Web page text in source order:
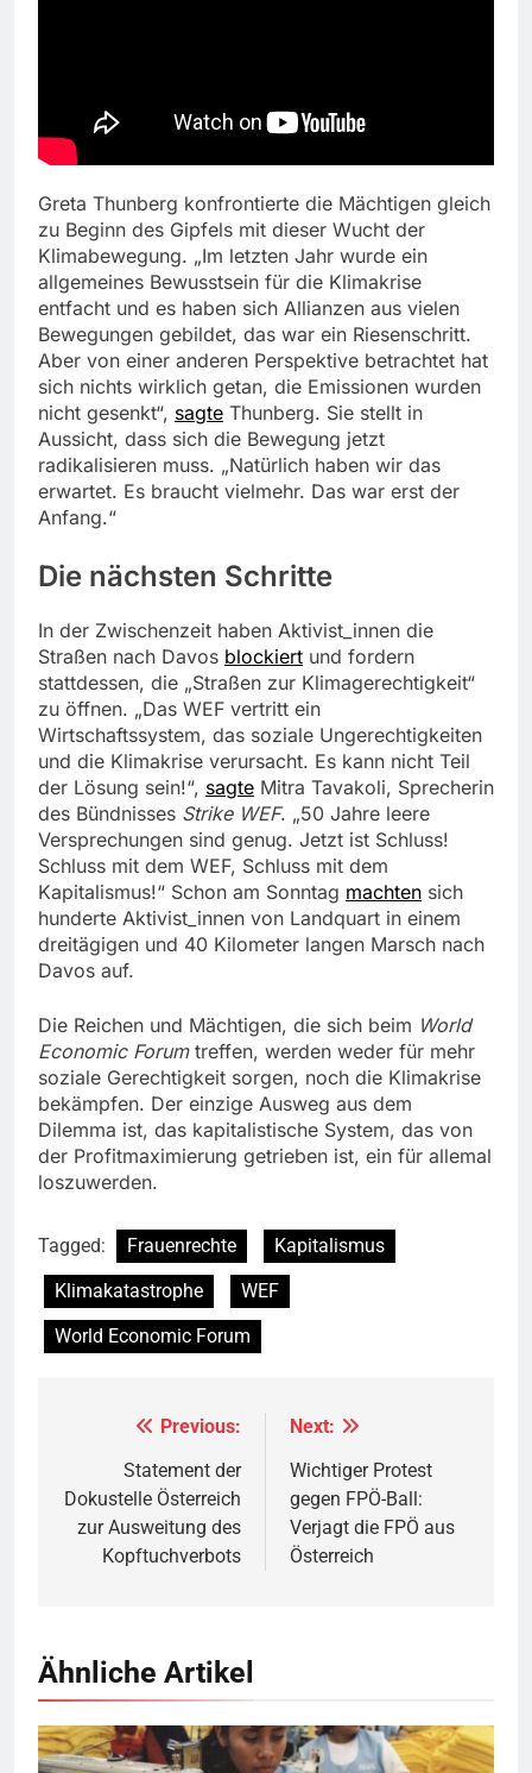
Greta Thunberg konfrontierte die Mächtigen gleich
zu Beginn des Gipfels mit dieser Wucht der
Klimabewegung. „Im letzten Jahr wurde ein
allgemeines Bewusstsein für die Klimakrise
entfacht und es haben sich Allianzen aus vielen
Bewegungen gebildet, das war ein Riesenschritt.
Aber von einer anderen Perspektive betrachtet hat
sich nichts wirklich getan, die Emissionen wurden
nicht gesenkt“, sagte Thunberg. Sie stellt in
Aussicht, dass sich die Bewegung jetzt
radikalisieren muss. „Natürlich haben wir das
erwartet. Es braucht vielmehr. Das war erst der
Anfang.“
Die nächsten Schritte
In der Zwischenzeit haben Aktivist_innen die
Straßen nach Davos blockiert und fordern
stattdessen, die „Straßen zur Klimagerechtigkeit“
zu öffnen. „Das WEF vertritt ein
Wirtschaftssystem, das soziale Ungerechtigkeiten
und die Klimakrise verursacht. Es kann nicht Teil
der Lösung sein!“, sagte Mitra Tavakoli, Sprecherin
des Bündnisses Strike WEF. „50 Jahre leere
Versprechungen sind genug. Jetzt ist Schluss!
Schluss mit dem WEF, Schluss mit dem
Kapitalismus!“ Schon am Sonntag machten sich
hunderte Aktivist_innen von Landquart in einem
dreitägigen und 40 Kilometer langen Marsch nach
Davos auf.
Die Reichen und Mächtigen, die sich beim World
Economic Forumtreffen, werden weder für mehr
soziale Gerechtigkeit sorgen, noch die Klimakrise
bekämpfen. Der einzige Ausweg aus dem
Dilemma ist, das kapitalistische System, das von
der Profitmaximierung getrieben ist, ein für allemal
loszuwerden.
Tagged: Frauenrechte
Kapitalismus
Klimakatastrophe
WEF
World Economic Forum
Beitragsnavigation
Previous:
Statement der
Dokustelle Österreich
zur Ausweitung des
Kopftuchverbots
Next:
Wichtiger Protest
gegen FPÖ-Ball:
Verjagt die FPÖ aus
Österreich
Ähnliche Artikel
Näherinnen in Sweatshop © marissaorton (flickr)BY-SA 2.0